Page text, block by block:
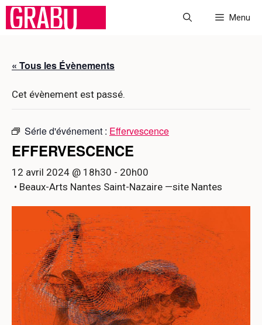
Aller
Menu
« Tous les Évènements
Cet évènement est passé.
Série d'événement : Effervescence
EFFERVESCENCE
12 avril 2024 @ 18h30 - 20h00
• Beaux-Arts Nantes Saint-Nazaire —site Nantes